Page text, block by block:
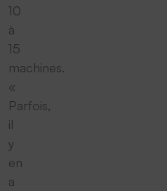
10
à
15
machines.
«
Parfois,
il
y
en
a